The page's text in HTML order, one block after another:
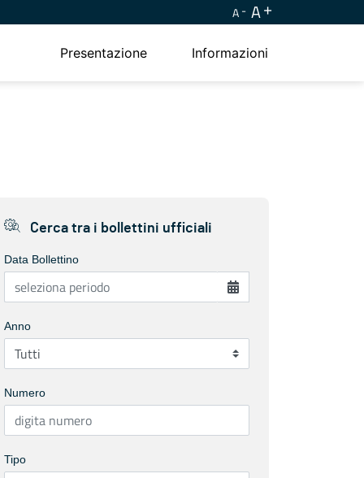
A A
Presentazione Informazioni
Cerca tra i bollettini ufficiali
Data Bollettino
Anno
Numero
Tipo